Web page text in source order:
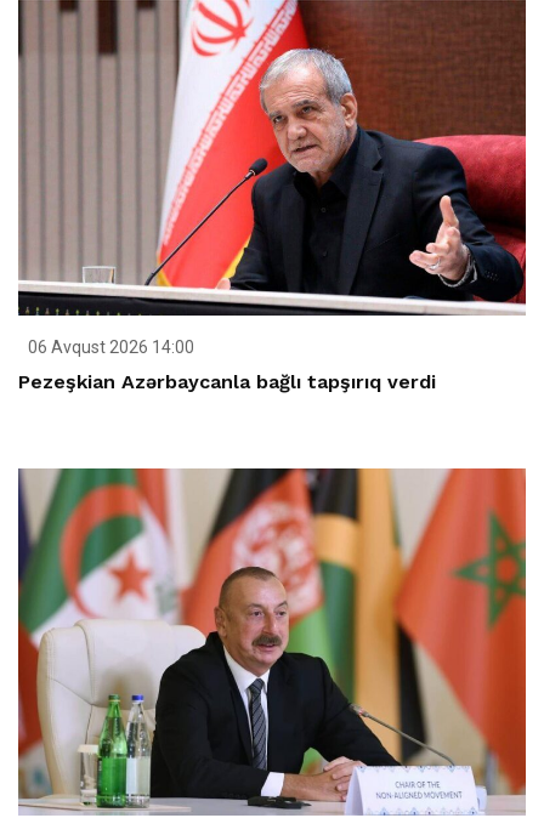
06 Avqust 2026 14:00
Pezeşkian Azərbaycanla bağlı tapşırıq verdi